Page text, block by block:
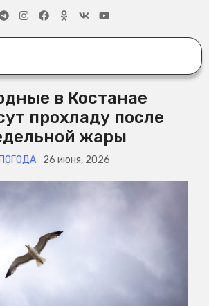
в Костанае
прохладу после
жары
ПОГОДА 26 июня, 2026